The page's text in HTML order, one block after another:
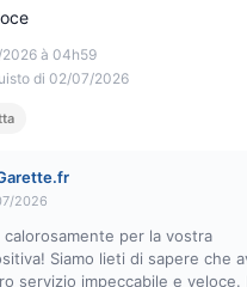
à 04h59
di 02/07/2026
2026
calorosamente per la vostra
Siamo lieti di sapere che
servizio impeccabile e veloce.